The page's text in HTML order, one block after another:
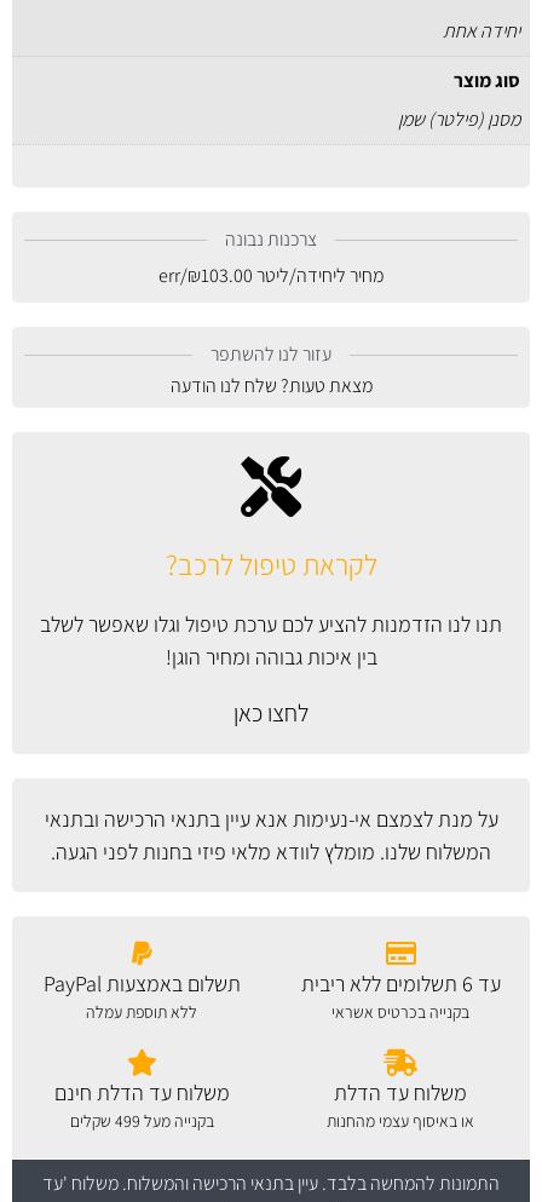
לקראת טיפול לרכב?
תנו לנו הזדמנות להציע לכם ערכת טיפול וגלו שאפשר לשלב
בין איכות גבוהה ומחיר הוגן!
לחצו כאן
על מנת לצמצם אי-נעימות אנא עייןבתנאי הרכישה ובתנאי
המשלוח שלנו. מומלץ לוודא מלאי פיזי בחנות לפני הגעה.
יחידה אחת
סוג מוצר
מסנן (פילטר) שמן
צרכנות נבונה
מחיר ליחידה/ליטר
₪103.00
/err
עזור לנו להשתפר
מצאת טעות? שלח לנו הודעה
עד 6 תשלומים ללא ריבית
בקנייה בכרטיס אשראי
תשלום באמצעות PayPal
ללא תוספת עמלה
משלוח עד הדלת
או באיסוף עצמי מהחנות
משלוח עד הדלת חינם
בקנייה מעל 499 שקלים
התמונות להמחשה בלבד.עיין בתנאי הרכישה והמשלוח. משלוח 'עד